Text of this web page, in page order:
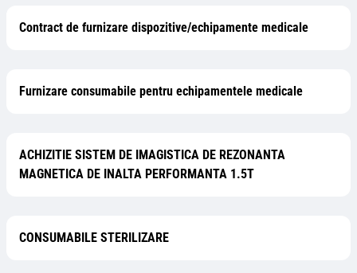
Contract de furnizare dispozitive/echipamente medicale
Furnizare consumabile pentru echipamentele medicale
ACHIZITIE SISTEM DE IMAGISTICA DE REZONANTA
MAGNETICA DE INALTA PERFORMANTA 1.5T
CONSUMABILE STERILIZARE